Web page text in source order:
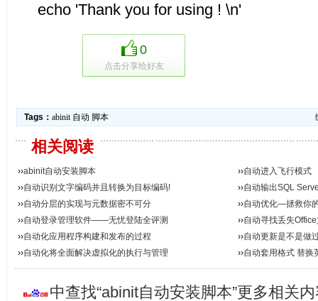
echo 'Thank you for using ! \n'
0
点击分享给好友
Tags： abinit 自动 脚本
相关阅读
››abinit自动安装脚本 ››自动进入飞行模式
››自动识别文字编码并且转换为目标编码! ››自动输出SQL
››自动分层的实现与元数据密不可分 ››自动优化—拯救你
››自动登录管理软件——无忧登陆全评测 ››自动寻找丢失
››自动化应用程序构建和发布的过程 ››自动更新是不是做
››自动化将全面解决虚拟化的执行与管理 ››自动套用格式 替换
中查找“abinit自动安装脚本”更多相关